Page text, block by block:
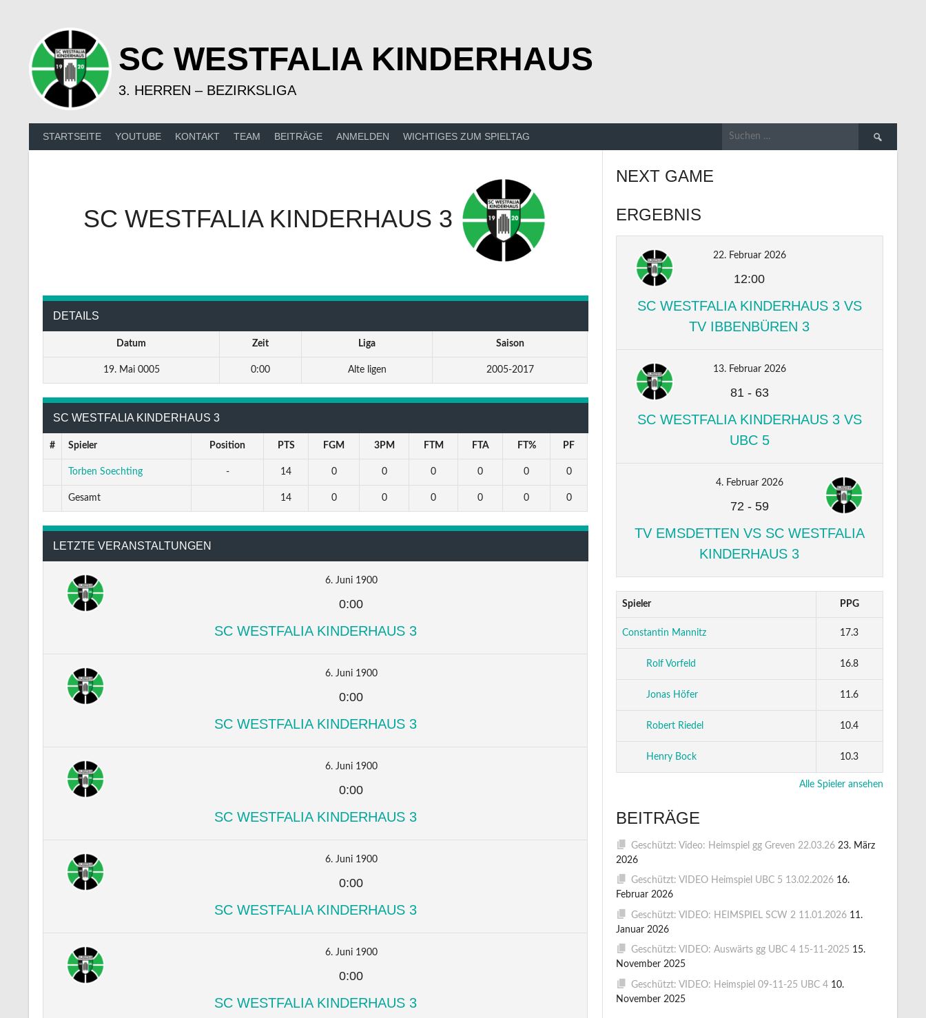
SC WESTFALIA KINDERHAUS
3. HERREN – BEZIRKSLIGA
STARTSEITE YOUTUBE KONTAKT TEAM BEITRÄGE ANMELDEN WICHTIGES ZUM SPIELTAG
Suchen
SC WESTFALIA KINDERHAUS 3
DETAILS
Datum Zeit Liga Saison
19. Mai 0005 0:00 Alte ligen 2005-2017
SC WESTFALIA KINDERHAUS 3
# Spieler Position PTS FGM 3PM FTM FTA FT% PF
Torben Soechting - 14 0 0 0 0 0 0
Gesamt 14 0 0 0 0 0 0
LETZTE VERANSTALTUNGEN
6. Juni 1900
0:00
SC WESTFALIA KINDERHAUS 3
6. Juni 1900
0:00
SC WESTFALIA KINDERHAUS 3
6. Juni 1900
0:00
SC WESTFALIA KINDERHAUS 3
6. Juni 1900
0:00
SC WESTFALIA KINDERHAUS 3
6. Juni 1900
0:00
SC WESTFALIA KINDERHAUS 3
NEXT GAME
ERGEBNIS
22. Februar 2026
12:00
SC WESTFALIA KINDERHAUS 3 VS
TV IBBENBÜREN 3
13. Februar 2026
81- 63
SC WESTFALIA KINDERHAUS 3 VS
UBC 5
4. Februar 2026
72- 59
TV EMSDETTEN VS SC WESTFALIA
KINDERHAUS 3
Spieler PPG
Constantin Mannitz 17.3
Rolf Vorfeld 16.8
Jonas Höfer 11.6
Robert Riedel 10.4
Henry Bock 10.3
Alle Spieler ansehen
BEITRÄGE
Geschützt: Video: Heimspiel gg Greven 22.03.26 23. März
2026
Geschützt: VIDEO Heimspiel UBC 5 13.02.2026 16.
Februar 2026
Geschützt: VIDEO: HEIMSPIEL SCW 2 11.01.2026 11.
Januar 2026
Geschützt: VIDEO: Auswärts gg UBC 4 15-11-2025 15.
November 2025
Geschützt: VIDEO: Heimspiel 09-11-25 UBC 4 10.
November 2025